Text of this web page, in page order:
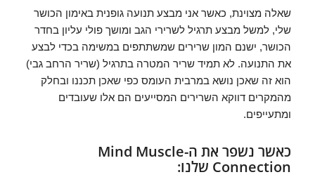
שאלה מצוינת, כאשר אני מבצע תנועה גופנית באימון הכושר
שלי, למשל מבצע תרגיל לשרירי הגב ומושך פולי עליון בחדר
הכושר, ישנם המון שרירים שמשתתפים במשימה בכדי לבצע
את התנועה. לא תמיד שריר המטרה בתרגיל (שריר הרחב גבי)
הוא זה שאכן נושא במרבית העומס כפי שאכן תכננו ובחלק
מהמקרים דווקא השרירים המסייעים הם אלו שעובדים
ומתעייפים.
כאשר נשפר את ה-Mind Muscle
Connection שלנו: